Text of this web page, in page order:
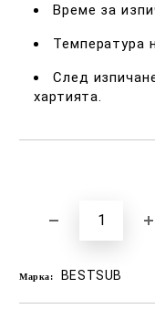
Време за
Температура
След
хартията.
Марка: BESTSUB